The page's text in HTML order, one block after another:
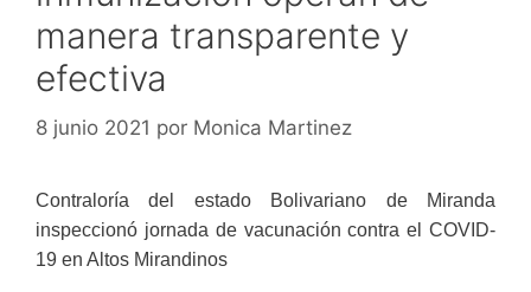
manera transparente y
efectiva
8 junio 2021 por Monica Martinez
Contraloría del estado Bolivariano de Miranda
inspeccionó jornada de vacunación contra el COVID-
19 en Altos Mirandinos